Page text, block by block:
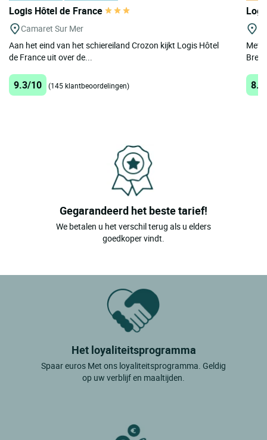
Logis Hôtel de France
Camaret Sur Mer
Aan het eind van het schiereiland Crozon kijkt Logis Hôtel
de France uit over de...
9.3/10 (145 klantbeoordelingen)
Met
Gegarandeerd het beste tarief!
We betalen u het verschil terug als u elders
goedkoper vindt.
Het loyaliteitsprogramma
Spaar euros Met ons loyaliteitsprogramma. Geldig
op uw verblijf en maaltijden.